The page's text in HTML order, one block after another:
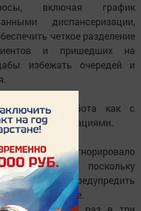
включая график
диспансеризации,
четкое разделение
и пришедших на
избежать очередей и
большая работа как с
организациями.
не игнорировало
поскольку
позволит предупредить
здоровье.